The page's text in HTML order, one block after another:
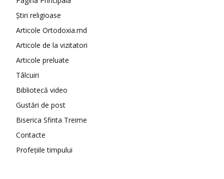
Știri religioase
Articole Ortodoxia.md
Articole de la vizitatori
Articole preluate
Tâlcuiri
Bibliotecă video
Gustări de post
Biserica Sfinta Treime
Contacte
Profețiile timpului